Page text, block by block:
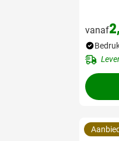
vanaf